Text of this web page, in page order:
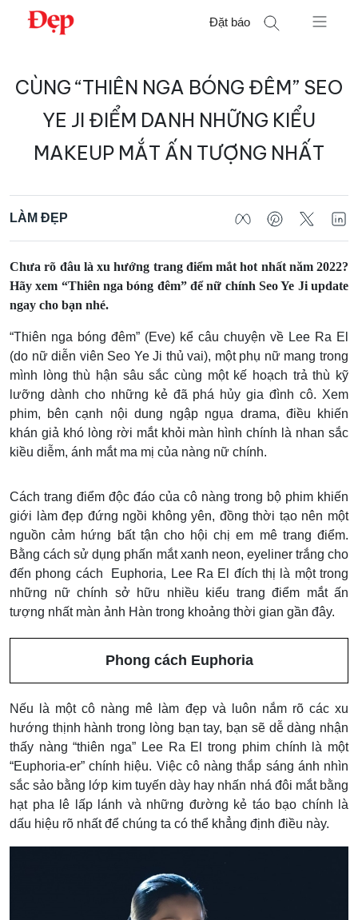
Chuyển
Đặt báo
kiếm
CÙNG “THIÊN NGA BÓNG ĐÊM” SEO
YE JI ĐIỂM DANH NHỮNG KIỂU
MAKEUP MẮT ẤN TƯỢNG NHẤT
LÀM ĐẸP
Chưa rõ đâu là xu hướng trang điểm mắt hot nhất năm 2022?
Hãy xem “Thiên nga bóng đêm” để nữ chính Seo Ye Ji update
ngay cho bạn nhé.
“Thiên nga bóng đêm” (Eve) kể câu chuyện về Lee Ra El
(do nữ diễn viên Seo Ye Ji thủ vai), một phụ nữ mang trong
mình lòng thù hận sâu sắc cùng một kế hoạch trả thù kỹ
lưỡng dành cho những kẻ đã phá hủy gia đình cô. Xem
phim, bên cạnh nội dung ngập ngụa drama, điều khiến
khán giả khó lòng rời mắt khỏi màn hình chính là nhan sắc
kiều diễm, ánh mắt ma mị của nàng nữ chính.
Cách trang điểm độc đáo của cô nàng trong bộ phim khiến
giới làm đẹp đứng ngồi không yên, đồng thời tạo nên một
nguồn cảm hứng bất tận cho hội chị em mê trang điểm.
Bằng cách sử dụng phấn mắt xanh neon, eyeliner trắng cho
đến phong cách Euphoria, Lee Ra El đích thị là một trong
những nữ chính sở hữu nhiều kiểu trang điểm mắt ấn
tượng nhất màn ảnh Hàn trong khoảng thời gian gần đây.
Phong cách Euphoria
Nếu là một cô nàng mê làm đẹp và luôn nắm rõ các xu
hướng thịnh hành trong lòng bạn tay, bạn sẽ dễ dàng nhận
thấy nàng “thiên nga” Lee Ra El trong phim chính là một
“Euphoria-er” chính hiệu. Việc cô nàng thắp sáng ánh nhìn
sắc sảo bằng lớp kim tuyến dày hay nhấn nhá đôi mắt bằng
hạt pha lê lấp lánh và những đường kẻ táo bạo chính là
dấu hiệu rõ nhất để chúng ta có thể khẳng định điều này.